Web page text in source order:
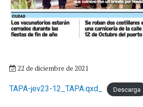
22 de diciembre de 2021
TAPA-jev23-12_TAPA.qxd_ Descarga